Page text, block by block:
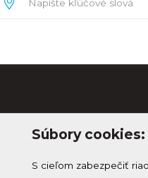
Súbory cookies:
S cieľom zabezpečiť